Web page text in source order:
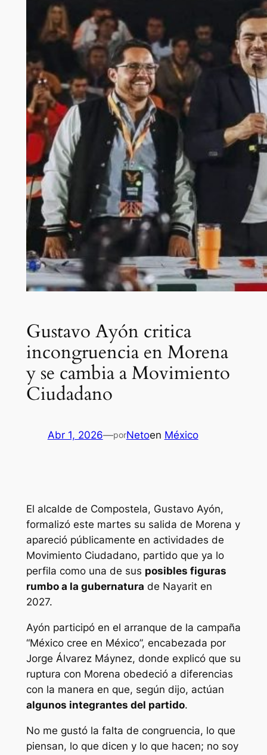
Gustavo Ayón critica
incongruencia en Morena
y se cambia a Movimiento
Ciudadano
Abr 1, 2026—porNetoen México
El alcalde de Compostela, Gustavo Ayón,
formalizó este martes su salida de Morena y
apareció públicamente en actividades de
Movimiento Ciudadano, partido que ya lo
perfila como una de sus posibles figuras
rumbo a la gubernatura de Nayarit en
2027.
Ayón participó en el arranque de la campaña
“México cree en México”, encabezada por
Jorge Álvarez Máynez, donde explicó que su
ruptura con Morena obedeció a diferencias
con la manera en que, según dijo, actúan
algunos integrantes del partido.
No me gustó la falta de congruencia, lo que
piensan, lo que dicen y lo que hacen; no soy